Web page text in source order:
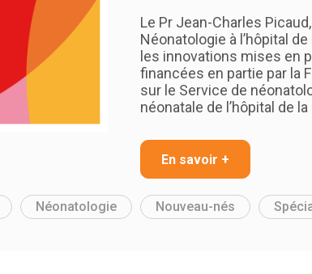
Le Pr Jean-Charles
Néonatologie à l’hôpital
les innovations mises en
financées en partie par la
sur le Service de
néonatale de l’hôpital de
En savoir +
Néonatologie Nouveau-nés